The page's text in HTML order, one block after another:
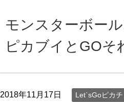
モンスターボー
ピカブイとGOそ
2018年11月17日 Let`sGoピカチ